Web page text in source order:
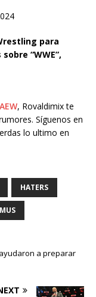
ng para
“WWE”,
, Rovaldimix te
Síguenos en
lo ultimo en
HATERS
a preparar